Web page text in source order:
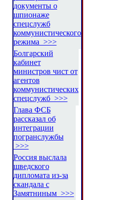
документы о
шпионаже
спецслужб
коммунистического
режима >>>
Болгарский
кабинет
министров чист от
агентов
коммунистических
спецслужб >>>
Глава ФСБ
рассказал об
интеграции
погранслужбы
>>>
Россия выслала
шведского
дипломата из-за
скандала с
Замятниным >>>